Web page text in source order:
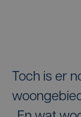
Toch is er